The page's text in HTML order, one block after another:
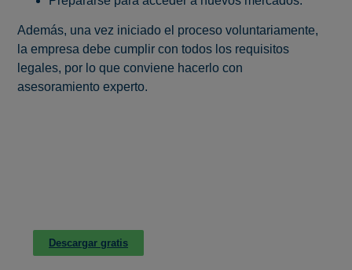
Además, una vez iniciado el proceso voluntariamente,
la empresa debe cumplir con todos los requisitos
legales, por lo que conviene hacerlo con
asesoramiento experto.
Descargar gratis